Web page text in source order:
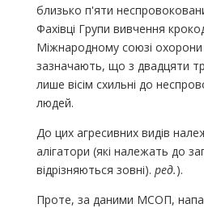
близько п'яти
Фахівці Групи вивчення
Міжнародному союзі
зазначають, що з двадцяти
лише вісім схильні до
людей.
До цих агресивних видів
алігатори (які належать до
відрізняються зовні). ред.).
Проте, за даними МСОП,